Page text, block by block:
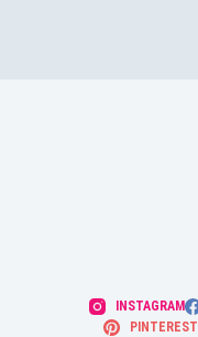
INSTAGRAM
PINTEREST